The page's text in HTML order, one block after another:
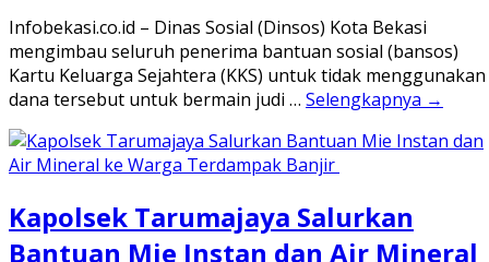
Infobekasi.co.id – Dinas Sosial (Dinsos) Kota Bekasi
mengimbau seluruh penerima bantuan sosial (bansos)
Kartu Keluarga Sejahtera (KKS) untuk tidak menggunakan
dana tersebut untuk bermain judi … Selengkapnya →
Kapolsek Tarumajaya Salurkan
Bantuan Mie Instan dan Air Mineral